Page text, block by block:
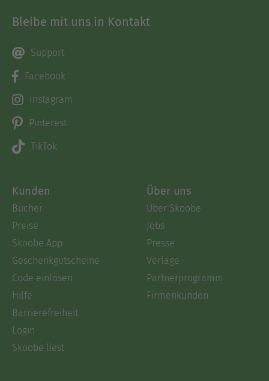
Bleibe mit uns in Kontakt
Support
Facebook
Instagram
Pinterest
TikTok
Kunden
Bücher
Preise
Skoobe App
Geschenkgutscheine
Code einlösen
Hilfe
Barrierefreiheit
Login
Skoobe liest
Über uns
Über Skoobe
Jobs
Presse
Verlage
Partnerprogramm
Firmenkunden